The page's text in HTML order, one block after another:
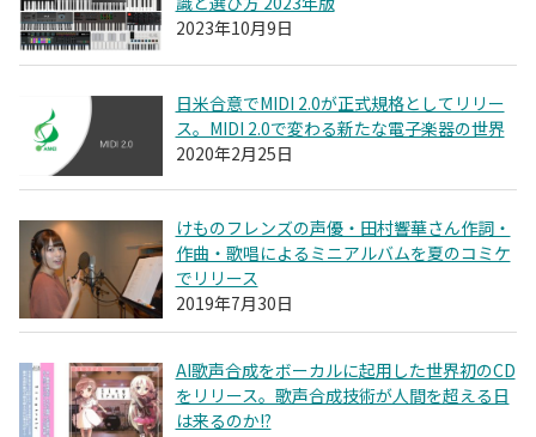
2023年10月9日
日米合意でMIDI 2.0が正式規格としてリリー
ス。MIDI 2.0で変わる新たな電子楽器の世界
2020年2月25日
けものフレンズの声優・田村響華さん作詞・
作曲・歌唱によるミニアルバムを夏のコミケ
でリリース
2019年7月30日
AI歌声合成をボーカルに起用した世界初のCD
をリリース。歌声合成技術が人間を超える日
は来るのか!?